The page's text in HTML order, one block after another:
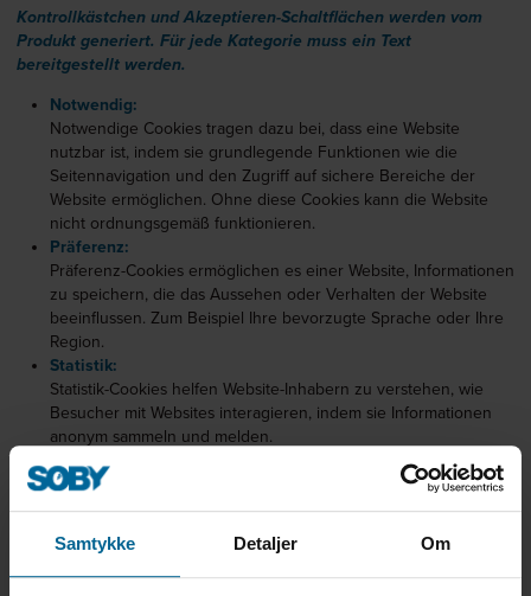
Samtykke Detaljer Om
Kontrollkästchen und Akzeptieren-Schaltflächen werden vom
Produkt generiert. Für jede Kategorie muss ein Text
bereitgestellt werden.
Notwendig:
Notwendige Cookies tragen dazu bei, dass eine Website
nutzbar ist, indem sie grundlegende Funktionen wie die
Seitennavigation und den Zugriff auf sichere Bereiche der
Website ermöglichen. Ohne diese Cookies kann die Website
nicht ordnungsgemäß funktionieren.
Präferenz:
Präferenz-Cookies ermöglichen es einer Website, Informationen
zu speichern, die das Aussehen oder Verhalten der Website
beeinflussen. Zum Beispiel Ihre bevorzugte Sprache oder Ihre
Region.
Statistik:
Statistik-Cookies helfen Website-Inhabern zu verstehen, wie
Besucher mit Websites interagieren, indem sie Informationen
anonym sammeln und melden.
Diese Cookies werden verwendet, um ein besseres
Nutzererlebnis zu bieten und um Besucher über verschiedene
schalten, die für den einzelnen Nutzer relevant und
ansprechend sind, und somit für Publisher und Drittanbieter-